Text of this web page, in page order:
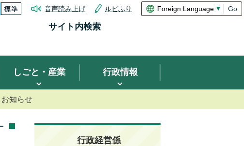
音声読み上げ ルビふり Go
サイト内検索
しごと・産業 行政情報
お知らせ
行政経営係